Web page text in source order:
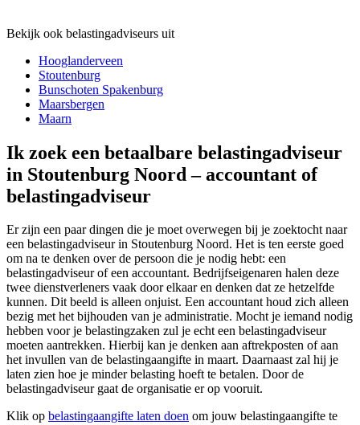
Bekijk ook belastingadviseurs uit
Hooglanderveen
Stoutenburg
Bunschoten Spakenburg
Maarsbergen
Maarn
Ik zoek een betaalbare belastingadviseur
in Stoutenburg Noord – accountant of
belastingadviseur
Er zijn een paar dingen die je moet overwegen bij je zoektocht naar
een belastingadviseur in Stoutenburg Noord. Het is ten eerste goed
om na te denken over de persoon die je nodig hebt: een
belastingadviseur of een accountant. Bedrijfseigenaren halen deze
twee dienstverleners vaak door elkaar en denken dat ze hetzelfde
kunnen. Dit beeld is alleen onjuist. Een accountant houd zich alleen
bezig met het bijhouden van je administratie. Mocht je iemand nodig
hebben voor je belastingzaken zul je echt een belastingadviseur
moeten aantrekken. Hierbij kan je denken aan aftrekposten of aan
het invullen van de belastingaangifte in maart. Daarnaast zal hij je
laten zien hoe je minder belasting hoeft te betalen. Door de
belastingadviseur gaat de organisatie er op vooruit.
Klik op belastingaangifte laten doen om jouw belastingaangifte te